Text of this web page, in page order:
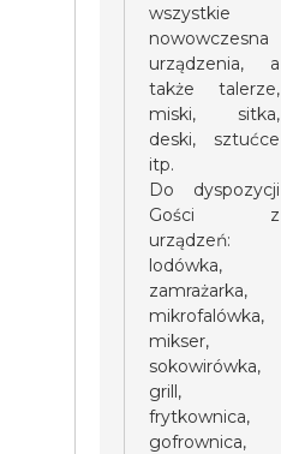
wszystkie
nowowczesna
urządzenia, a
także talerze,
miski, sitka,
deski, sztućce
itp.
Do dyspozycji
Gości z
urządzeń:
lodówka,
zamrażarka,
mikrofalówka,
mikser,
sokowirówka,
grill,
frytkownica,
gofrownica,